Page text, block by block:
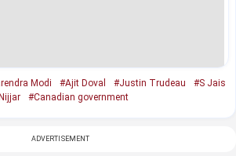
Modi #Ajit Doval #Justin Trudeau
#S Jais
#Canadian government
ADVERTISEMENT